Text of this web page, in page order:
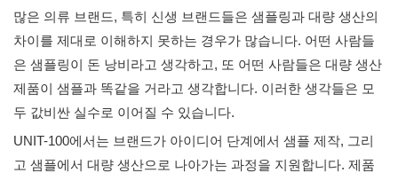
많은 의류 브랜드, 특히 신생 브랜드들은 샘플링과 대량 생산의
차이를 제대로 이해하지 못하는 경우가 많습니다. 어떤 사람들
은 샘플링이 돈 낭비라고 생각하고, 또 어떤 사람들은 대량 생산
제품이 샘플과 똑같을 거라고 생각합니다. 이러한 생각들은 모
두 값비싼 실수로 이어질 수 있습니다.
UNIT-100에서는 브랜드가 아이디어 단계에서 샘플 제작, 그리
고 샘플에서 대량 생산으로 나아가는 과정을 지원합니다. 제품